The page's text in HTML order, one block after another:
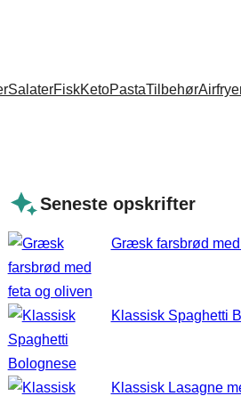
SalaterFiskKetoPastaTilbehør
Seneste opskrifter
Græsk farsbrød
Klassisk Spaghetti
Klassisk Lasagne